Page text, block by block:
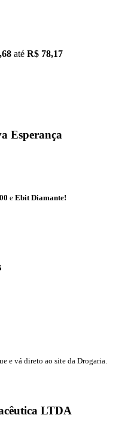
até R$ 78,17
Esperança
e Ebit Diamante!
e vá direto ao site da Drogaria.
LTDA